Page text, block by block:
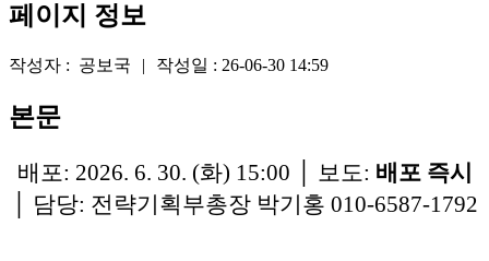
페이지 정보
작성자 : 공보국 | 작성일 : 26-06-30 14:59
본문
배포: 2026. 6. 30. (화) 15:00 │ 보도: 배포 즉시
│ 담당: 전략기획부총장 박기홍 010-6587-1792